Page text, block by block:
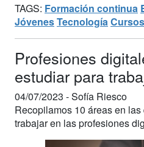
TAGS: Formación continua
JóvenesTecnología Cursos
Profesiones
estudiar para
04/07/2023 -Sofía Riesco
Recopilamos 10 áreas en
trabajar en las profesiones